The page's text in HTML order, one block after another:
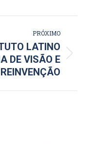
PRÓXIMO
LATINO
DE VISÃO E
REINVENÇÃO